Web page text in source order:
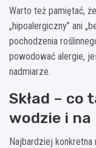
Warto też pamiętać,
„hipoalergiczny” ani
pochodzenia
powodować alergie,
nadmiarze.
Skład – co
wodzie i
Najbardziej